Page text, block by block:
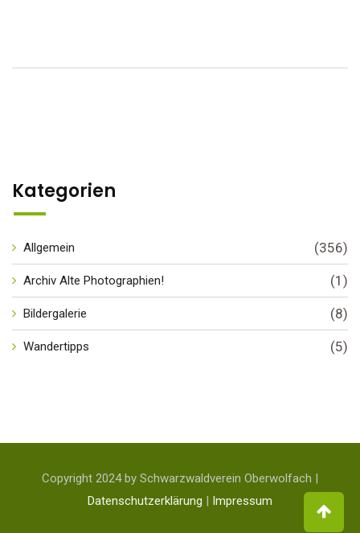
Kategorien
Allgemein (356)
Archiv Alte Photographien! (1)
Bildergalerie (8)
Wandertipps (5)
Copyright 2024 by Schwarzwaldverein Oberwolfach |
Datenschutzerklärung | Impressum